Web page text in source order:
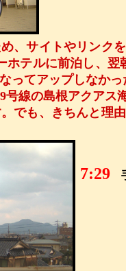
、サイトやリンク
ホテルに前泊し、
ってアップしなか
線の島根アクア
でも、きちんと理
7:29